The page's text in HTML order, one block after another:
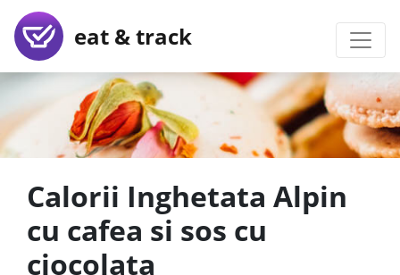
eat & track
Calorii Inghetata Alpin
cu cafea si sos cu
ciocolata